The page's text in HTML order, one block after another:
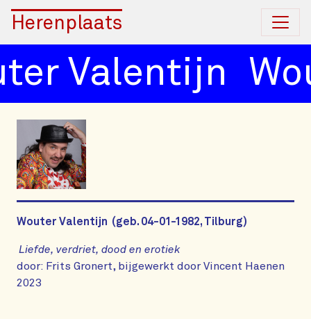
Herenplaats
Valentijn
Wouter Valentijn (geb. 04-01-1982, Tilburg)
Liefde, verdriet, dood en erotiek
door: Frits Gronert, bijgewerkt door Vincent Haenen
2023